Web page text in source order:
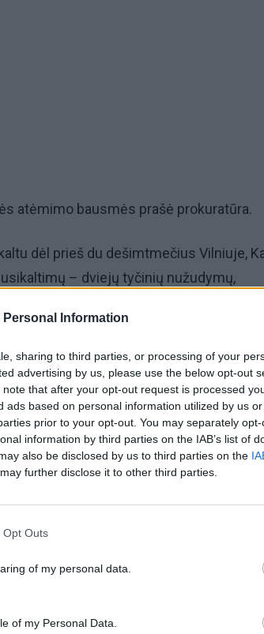
Personal Information
sharing to third parties, or processing of your
advertising by us, please use the below opt-out
that after your opt-out request is processed
ads based on personal information utilized by us
prior to your opt-out. You may separately
information by third parties on the IAB’s list of
also be disclosed by us to third parties on the
further disclose it to other third parties.
Opt Outs
of my personal data.
of my Personal Data.
atėmimo bausmės prašė prokuratūra.
dėl prieš du dešimtmečius Vilniuje,
– dviejų tyčinių nužudymų,
įtariamasis Lietuvoje.
2001 m. balandį R. Zamolskis,
ginkluotas, prie parduotuvės „Maxima
turto plėšimą ir pasikėsino į tuomečių